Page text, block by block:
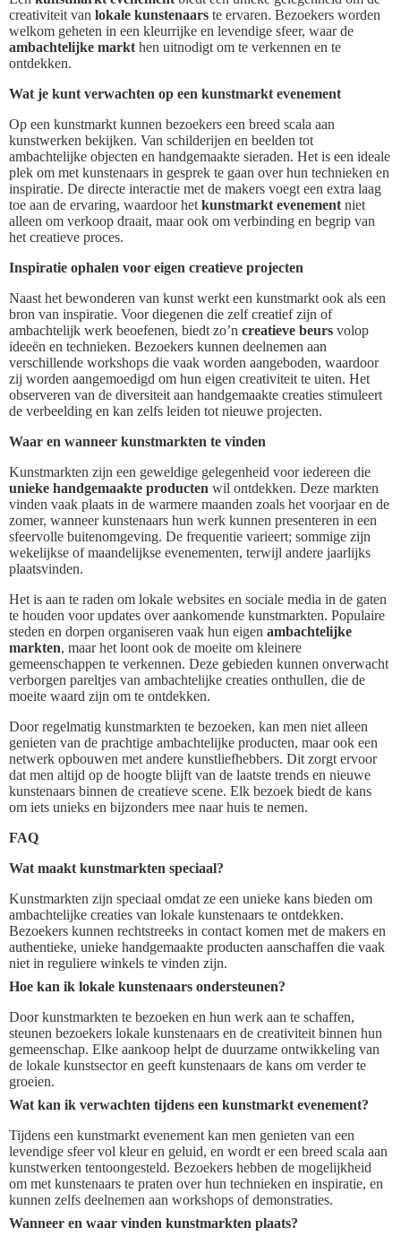
creativiteit van lokale kunstenaars te ervaren. Bezoekers worden
welkom geheten in een kleurrijke en levendige sfeer, waar de
ambachtelijke markt hen uitnodigt om te verkennen en te
ontdekken.
Wat je kunt verwachten op een kunstmarkt evenement
Op een kunstmarkt kunnen bezoekers een breed scala aan
kunstwerken bekijken. Van schilderijen en beelden tot
ambachtelijke objecten en handgemaakte sieraden. Het is een ideale
plek om met kunstenaars in gesprek te gaan over hun technieken en
inspiratie. De directe interactie met de makers voegt een extra laag
toe aan de ervaring, waardoor het kunstmarkt evenement niet
alleen om verkoop draait, maar ook om verbinding en begrip van
het creatieve proces.
Inspiratie ophalen voor eigen creatieve projecten
Naast het bewonderen van kunst werkt een kunstmarkt ook als een
bron van inspiratie. Voor diegenen die zelf creatief zijn of
ambachtelijk werk beoefenen, biedt zo’n creatieve beurs volop
ideeën en technieken. Bezoekers kunnen deelnemen aan
verschillende workshops die vaak worden aangeboden, waardoor
zij worden aangemoedigd om hun eigen creativiteit te uiten. Het
observeren van de diversiteit aan handgemaakte creaties stimuleert
de verbeelding en kan zelfs leiden tot nieuwe projecten.
Waar en wanneer kunstmarkten te vinden
Kunstmarkten zijn een geweldige gelegenheid voor iedereen die
unieke handgemaakte producten wil ontdekken. Deze markten
vinden vaak plaats in de warmere maanden zoals het voorjaar en de
zomer, wanneer kunstenaars hun werk kunnen presenteren in een
sfeervolle buitenomgeving. De frequentie varieert; sommige zijn
wekelijkse of maandelijkse evenementen, terwijl andere jaarlijks
plaatsvinden.
Het is aan te raden om lokale websites en sociale media in de gaten
te houden voor updates over aankomende kunstmarkten. Populaire
steden en dorpen organiseren vaak hun eigen ambachtelijke
markten, maar het loont ook de moeite om kleinere
gemeenschappen te verkennen. Deze gebieden kunnen onverwacht
verborgen pareltjes van ambachtelijke creaties onthullen, die de
moeite waard zijn om te ontdekken.
Door regelmatig kunstmarkten te bezoeken, kan men niet alleen
genieten van de prachtige ambachtelijke producten, maar ook een
netwerk opbouwen met andere kunstliefhebbers. Dit zorgt ervoor
dat men altijd op de hoogte blijft van de laatste trends en nieuwe
kunstenaars binnen de creatieve scene. Elk bezoek biedt de kans
om iets unieks en bijzonders mee naar huis te nemen.
FAQ
Wat maakt kunstmarkten speciaal?
Kunstmarkten zijn speciaal omdat ze een unieke kans bieden om
ambachtelijke creaties van lokale kunstenaars te ontdekken.
Bezoekers kunnen rechtstreeks in contact komen met de makers en
authentieke, unieke handgemaakte producten aanschaffen die vaak
niet in reguliere winkels te vinden zijn.
Hoe kan ik lokale kunstenaars ondersteunen?
Door kunstmarkten te bezoeken en hun werk aan te schaffen,
steunen bezoekers lokale kunstenaars en de creativiteit binnen hun
gemeenschap. Elke aankoop helpt de duurzame ontwikkeling van
de lokale kunstsector en geeft kunstenaars de kans om verder te
groeien.
Wat kan ik verwachten tijdens een kunstmarkt evenement?
Tijdens een kunstmarkt evenement kan men genieten van een
levendige sfeer vol kleur en geluid, en wordt er een breed scala aan
kunstwerken tentoongesteld. Bezoekers hebben de mogelijkheid
om met kunstenaars te praten over hun technieken en inspiratie, en
kunnen zelfs deelnemen aan workshops of demonstraties.
Wanneer en waar vinden kunstmarkten plaats?